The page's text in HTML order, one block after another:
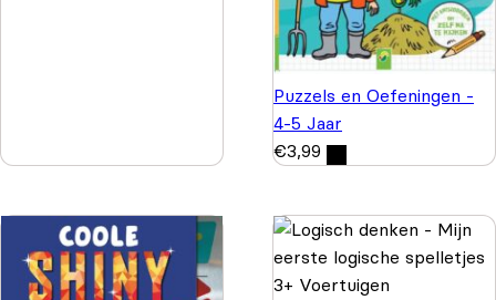
Puzzels en Oefeningen -
4-5 Jaar
€3,99